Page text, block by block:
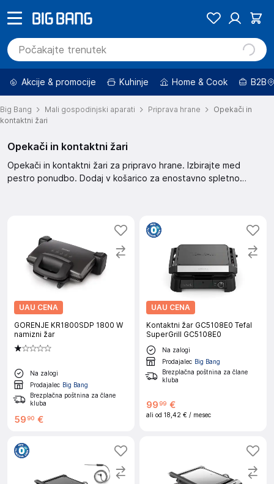
Akcije & promocije Kuhinje Home & Cook B2B
Big Bang Mali gospodinjski aparati Priprava hrane
Opekači in
kontaktni žari
Opekači in kontaktni žari
Opekači in kontaktni žari za pripravo hrane. Izbirajte med
pestro ponudbo. Dodaj v košarico za enostavno spletno
UAU CENA
GORENJE KR1800SDP 1800 W
namizni žar
Na zalogi
Prodajalec Big Bang
Brezplačna poštnina za člane
kluba
59 90 €
UAU CENA
Kontaktni žar GC5108E0 Tefal
SuperGrill GC5108E0
Na zalogi
Prodajalec Big Bang
Brezplačna poštnina za člane
kluba
99 99 €
ali od 18,42 € / mesec